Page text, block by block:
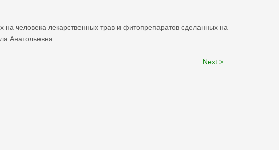
на человека лекарственных трав и фитопрепаратов сделанных на
Анатольевна.
Next >